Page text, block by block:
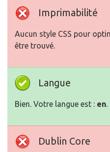
Imprimabilité
Aucun style CSS pour
être trouvé.
Langue
Bien. Votre langue est : en.
Dublin Core